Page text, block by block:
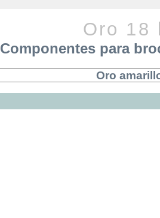
Oro 18
Componentes para
Oro